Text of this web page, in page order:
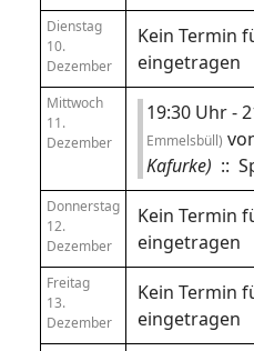
Dienstag
10.
Dezember
Kein Termin
eingetragen
Mittwoch
11.
Dezember
19:30 Uhr -
Emmelsbüll)
Kafurke) ::
Donnerstag
12.
Dezember
Kein Termin
eingetragen
Freitag
13.
Dezember
Kein Termin
eingetragen